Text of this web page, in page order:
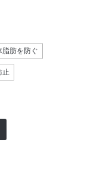
脂肪を防ぐ
止